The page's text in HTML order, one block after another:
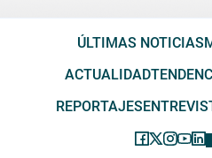
ÚLTIMAS NOTICIAS
ACTUALIDAD
REPORTAJES